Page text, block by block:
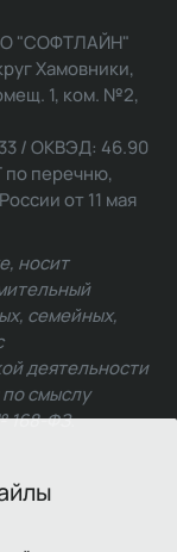
"СОФТЛАЙН"
Хамовники,
1, ком. №2,
/ ОКВЭД: 46.90
по перечню,
от 11 мая
носит
семейных,
деятельности
смыслу
168-ФЗ.